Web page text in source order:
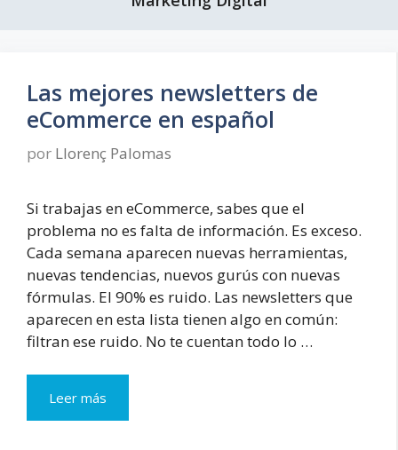
Las mejores newsletters de
eCommerce en español
por Llorenç Palomas
Si trabajas en eCommerce, sabes que el
problema no es falta de información. Es exceso.
Cada semana aparecen nuevas herramientas,
nuevas tendencias, nuevos gurús con nuevas
fórmulas. El 90% es ruido. Las newsletters que
aparecen en esta lista tienen algo en común:
filtran ese ruido. No te cuentan todo lo …
Leer más
mejores